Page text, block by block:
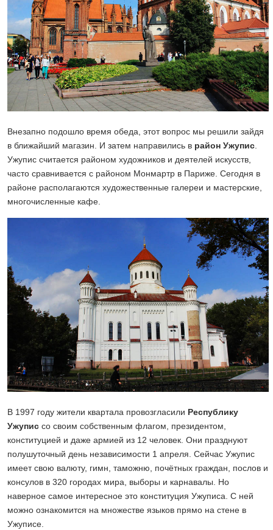
Внезапно подошло время обеда, этот вопрос мы решили зайдя
в ближайший магазин. И затем направились в район Ужупис.
Ужупис считается районом художников и деятелей искусств,
часто сравнивается с районом Монмартр в Париже. Сегодня в
районе располагаются художественные галереи и мастерские,
многочисленные кафе.
В 1997 году жители квартала провозгласили Республику
Ужупис со своим собственным флагом, президентом,
конституцией и даже армией из 12 человек. Они празднуют
полушуточный день независимости 1 апреля. Сейчас Ужупис
имеет свою валюту, гимн, таможню, почётных граждан, послов и
консулов в 320 городах мира, выборы и карнавалы. Но
наверное самое интересное это конституция Ужуписа. С ней
можно ознакомится на множестве языков прямо на стене в
Ужуписе.